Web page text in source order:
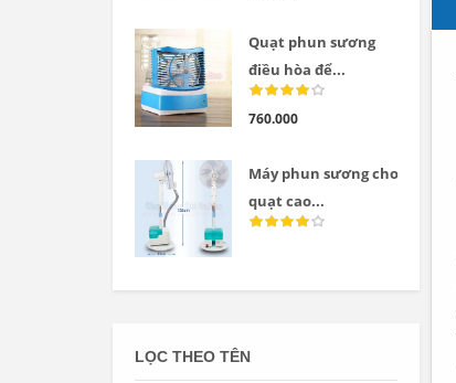
Quạt phun sương
điều hòa để...
760.000
Máy phun sương cho
quạt cao...
LỌC THEO TÊN